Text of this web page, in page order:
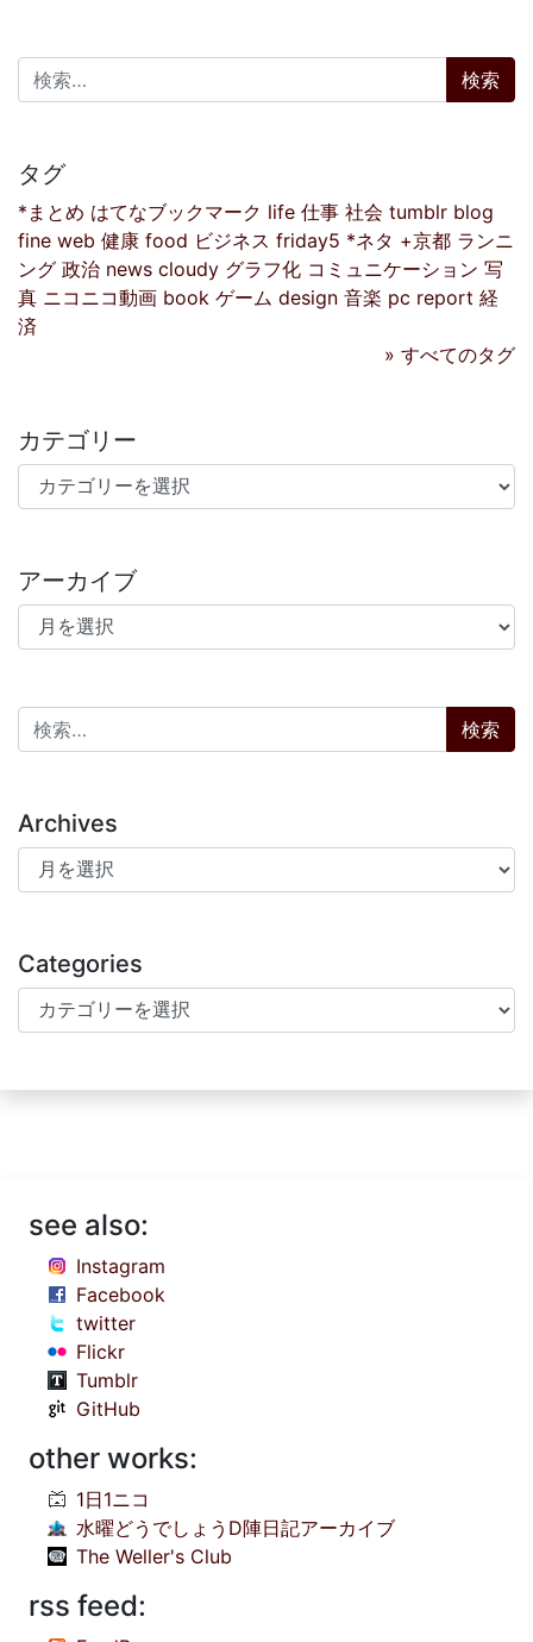
検索:
タグ
*まとめ はてなブックマーク life 仕事 社会 tumblr blog
fine web 健康 food ビジネス friday5 *ネタ +京都 ランニ
ング 政治 news cloudy グラフ化 コミュニケーション 写
真 ニコニコ動画 book ゲーム design 音楽 pc report 経
済
» すべてのタグ
カテゴリー
カテゴリー
アーカイブ
アーカイブ
検索:
Archives
Archives
Categories
Categories
see also:
Instagram
Facebook
twitter
Flickr
Tumblr
GitHub
other works:
1日1ニコ
水曜どうでしょうD陣日記アーカイブ
The Weller's Club
rss feed: